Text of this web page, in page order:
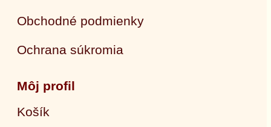
Obchodné podmienky
Ochrana súkromia
Môj profil
Košík